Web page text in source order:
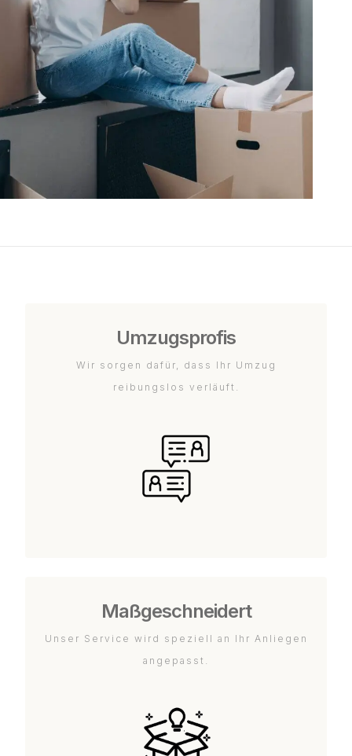
Umzugsprofis
Wir sorgen dafür, dass Ihr Umzug
reibungslos verläuft.
Maßgeschneidert
Unser Service wird speziell an Ihr Anliegen
angepasst.